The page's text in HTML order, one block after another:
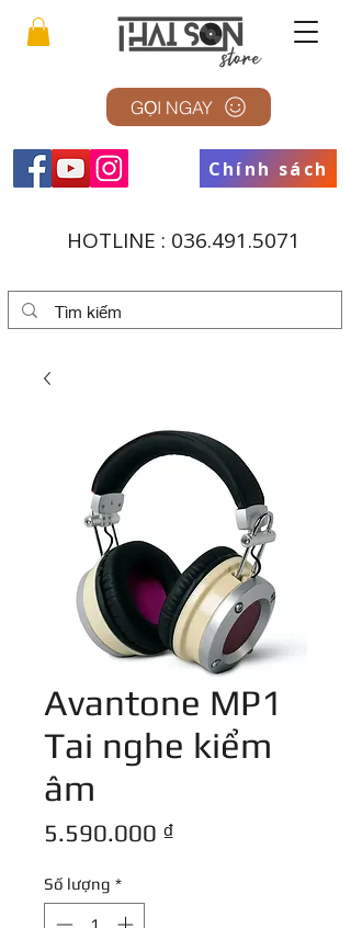
GỌI NGAY
Chính sách
HOTLINE : 036.491.5071
Avantone MP1
Tai nghe kiểm
âm
5.590.000 ₫
Số lượng *